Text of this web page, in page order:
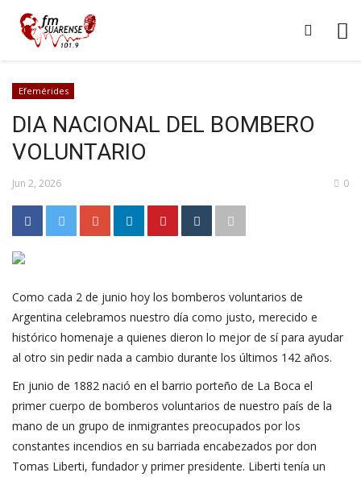
Efemérides
DIA NACIONAL DEL BOMBERO
VOLUNTARIO
Jun 2, 2026 0
Como cada 2 de junio hoy los bomberos voluntarios de
Argentina celebramos nuestro día como justo, merecido e
histórico homenaje a quienes dieron lo mejor de sí para ayudar
al otro sin pedir nada a cambio durante los últimos 142 años.
En junio de 1882 nació en el barrio porteño de La Boca el
primer cuerpo de bomberos voluntarios de nuestro país de la
mano de un grupo de inmigrantes preocupados por los
constantes incendios en su barriada encabezados por don
Tomas Liberti, fundador y primer presidente. Liberti tenía un